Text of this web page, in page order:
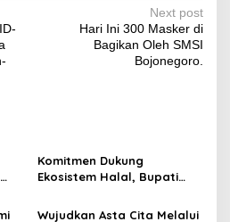
Next post
Hari Ini 300 Masker di
Bagikan Oleh SMSI
Bojonegoro.
Komitmen Dukung
Ekosistem Halal, Bupati
Penghargaan dari Halal
Wujudkan Asta Cita Melalui